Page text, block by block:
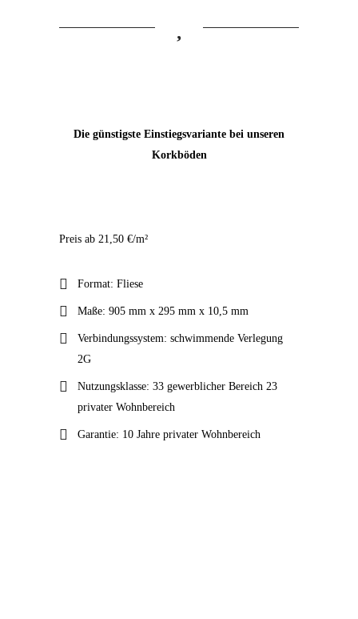
Die günstigste Einstiegsvariante bei unseren
Korkböden
Preis ab 21,50 €/m²
Format: Fliese
Maße: 905 mm x 295 mm x 10,5 mm
Verbindungssystem: schwimmende Verlegung
2G
Nutzungsklasse: 33 gewerblicher Bereich 23
privater Wohnbereich
Garantie: 10 Jahre privater Wohnbereich